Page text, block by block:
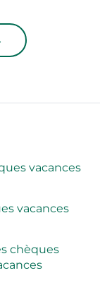
vacances
vacances
chèques